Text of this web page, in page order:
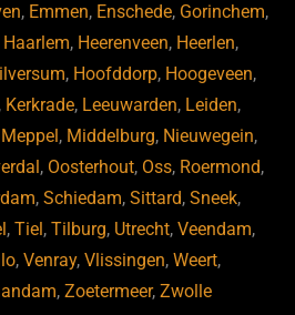
, Emmen, Enschede, Gorinchem,
Haarlem, Heerenveen, Heerlen,
, Hoofddorp, Hoogeveen,
, Kerkrade, Leeuwarden, Leiden,
Meppel, Middelburg, Nieuwegein,
, Oosterhout, Oss, Roermond,
, Schiedam, Sittard, Sneek,
,Tiel,Tilburg, Utrecht,Veendam,
,Venray,Vlissingen,Weert,
,Zoetermeer,Zwolle